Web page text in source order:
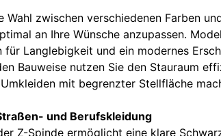
Wahl zwischen verschiedenen Farben
an Ihre Wünsche anzupassen.
für Langlebigkeit und ein modernes
Bauweise nutzen Sie den Stauraum
mit begrenzter Stellfläche
und Berufskleidung
Z-Spinde ermöglicht eine klare